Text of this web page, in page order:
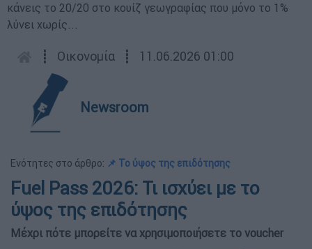
κάνεις το 20/20 στο κουίζ γεωγραφίας που μόνο το 1%
λύνει χωρίς...
┋ Οικονομία ┋ 11.06.2026 01:00
Newsroom
Ενότητες στο άρθρο: 📌 Το ύψος της επιδότησης
Fuel Pass 2026: Τι ισχύει με το
ύψος της επιδότησης
Μέχρι πότε μπορείτε να χρησιμοποιήσετε το voucher